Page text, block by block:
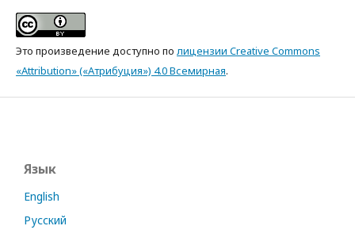
Это произведение доступно по лицензии Creative Commons
«Attribution» («Атрибуция») 4.0 Всемирная.
Язык
English
Русский